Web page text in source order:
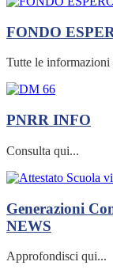
FONDO
Tutte le informazioni
PNRR INFO
Consulta qui...
Generazioni
NEWS
Approfondisci qui...